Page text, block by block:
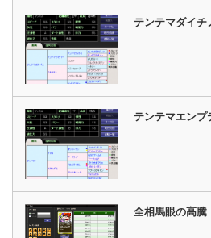
テンテマダイチ
テンテマエンプ
全相馬眼の高騰